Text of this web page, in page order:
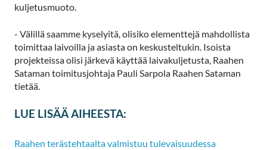
kuljetusmuoto.
- Välillä saamme kyselyitä, olisiko elementtejä mahdollista
toimittaa laivoilla ja asiasta on keskusteltukin. Isoista
projekteissa olisi järkevä käyttää laivakuljetusta, Raahen
Sataman toimitusjohtaja Pauli Sarpola Raahen Sataman
tietää.
LUE LISÄÄ AIHEESTA:
Raahen terästehtaalta valmistuu tulevaisuudessa